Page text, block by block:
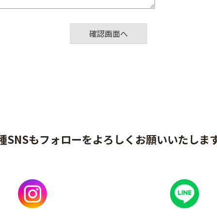
SNSもフォローをよろしくお願いいたしま